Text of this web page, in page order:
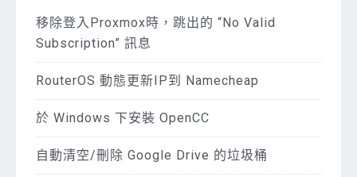
移除登入Proxmox時，跳出的 “No Valid
Subscription” 訊息
RouterOS 動態更新IP到 Namecheap
於 Windows 下安裝 OpenCC
自動清空/刪除 Google Drive 的垃圾桶